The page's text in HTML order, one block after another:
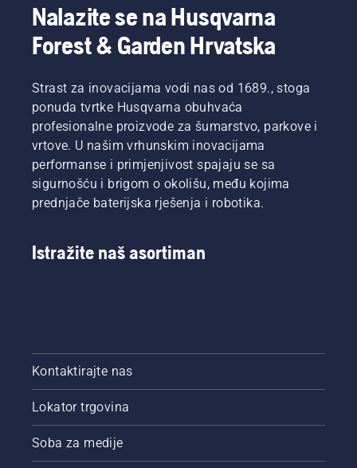
Nalazite se na Husqvarna
Forest & Garden Hrvatska
Strast za inovacijama vodi nas od 1689., stoga
ponuda tvrtke Husqvarna obuhvaća
profesionalne proizvode za šumarstvo, parkove i
vrtove. U našim vrhunskim inovacijama
performanse i primjenjivost spajaju se sa
sigurnošću i brigom o okolišu, među kojima
prednjače baterijska rješenja i robotika.
Istražite naš asortiman
Kontaktirajte nas
Lokator trgovina
Soba za medije